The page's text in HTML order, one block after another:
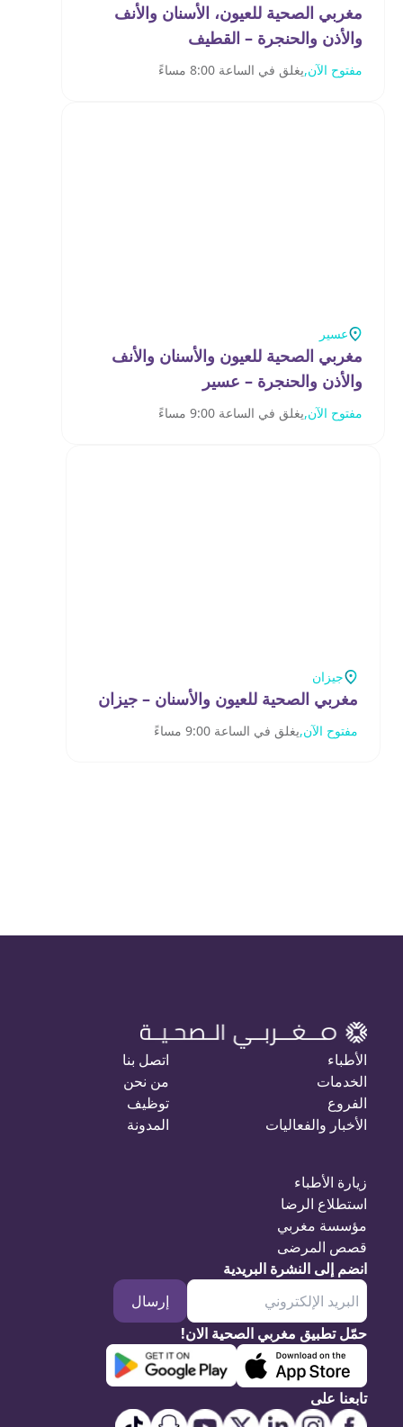
مغربي الصحية للعيون، الأسنان والأنف
والأذن والحنجرة – القطيف
مفتوح الآن,يغلق في الساعة 8:00 مساءً
عسير
مغربي الصحية للعيون والأسنان والأنف
والأذن والحنجرة – عسير
مفتوح الآن,يغلق في الساعة 9:00 مساءً
جيزان
مغربي الصحية للعيون والأسنان – جيزان
مفتوح الآن,يغلق في الساعة 9:00 مساءً
الأطباء
الخدمات
الفروع
الأخبار والفعاليات
اتصل بنا
من نحن
توظيف
المدونة
زيارة الأطباء
استطلاع الرضا
مؤسسة مغربي
قصص المرضى
انضم إلى النشرة البريدية
إرسال
حمّل تطبيق مغربي الصحية الان!
تابعنا على